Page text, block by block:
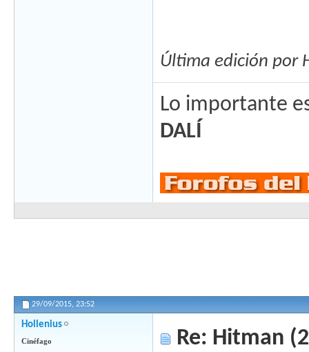
Última edición por
Lo importante
DALÍ
29/09/2015, 23:52
Hollenius
Cinéfago Re: Hitman